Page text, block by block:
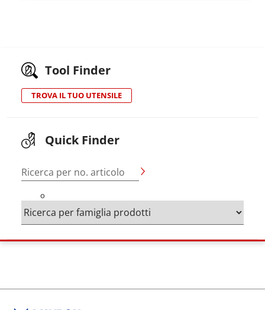
Tool Finder
TROVA IL TUO UTENSILE
Quick Finder
Ricerca per no. articolo
o